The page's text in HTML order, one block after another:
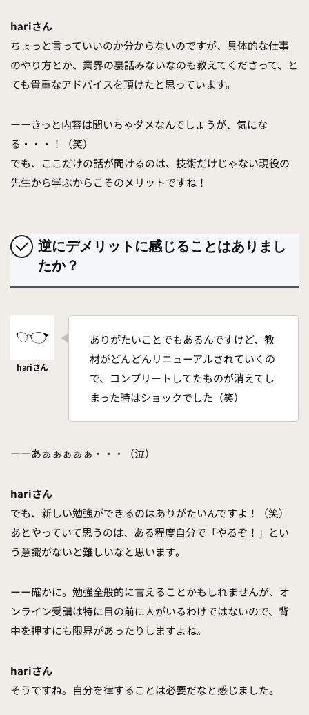
hariさん
ちょっと言っていいのか分からないのですが、具体的な仕事
のやり方とか、業界の裏話みないなのも教えてくださって、と
ても貴重なアドバイスを頂けたと思っています。
ーーきっと内容は聞いちゃダメなんでしょうが、気にな
る・・・！（笑）
でも、ここだけの話が聞けるのは、技術だけじゃない現役の
先生から学ぶからこそのメリットですね！
逆にデメリットに感じることはありまし
たか？
ありがたいことでもあるんですけど、教
材がどんどんリニューアルされていくの
で、コンプリートしてたものが消えてし
まった時はショックでした（笑）
ーーあぁぁぁぁぁ・・・（泣）
hariさん
でも、新しい勉強ができるのはありがたいんですよ！（笑）
あとやっていて思うのは、ある程度自分で「やるぞ！」とい
う意識がないと難しいなと思います。
ーー確かに。勉強全般的に言えることかもしれませんが、オ
ンライン受講は特に目の前に人がいるわけではないので、背
中を押すにも限界があったりしますよね。
hariさん
そうですね。自分を律することは必要だなと感じました。